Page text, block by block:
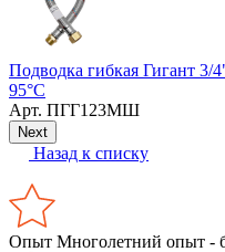
Подводка гибкая Гигант
95°С
Арт. ПГГ123МШ
Next
Назад к списку
Опыт Многолетний опыт -